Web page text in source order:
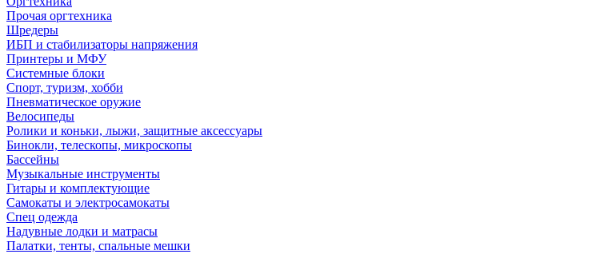
Прочая оргтехника
Шредеры
ИБП и стабилизаторы напряжения
Принтеры и МФУ
Системные блоки
Спорт, туризм, хобби
Пневматическое оружие
Велосипеды
Ролики и коньки, лыжи, защитные аксессуары
Бинокли, телескопы, микроскопы
Бассейны
Музыкальные инструменты
Гитары и комплектующие
Самокаты и электросамокаты
Спец одежда
Надувные лодки и матрасы
Палатки, тенты, спальные мешки